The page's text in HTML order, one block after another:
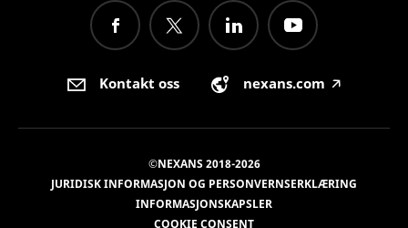
Kontakt oss nexans.com 🡥
©NEXANS 2018-2026
JURIDISK INFORMASJON OG PERSONVERNSERKLÆRING
INFORMASJONSKAPSLER
COOKIE CONSENT